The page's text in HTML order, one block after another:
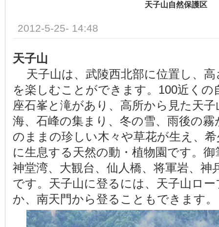
天子山自然保護区
2012-5-25- 14:48
天子山
天子山は、武陵西北部に位置し、
を楽しむことができます。100近くの
座石峯と滝があり、高所から見た天
海、石峰の集まり、冬の雪、雨後の
のままの珍しい木々や草花が生え、
に生息する天然の動・植物園です。
神堂湾、大観台、仙人橋、将軍岩、神
です。天子山に登るには、天子山ロ
か、南天門から登ることもできます。